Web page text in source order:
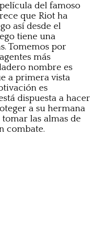
del famoso
que Riot ha
así desde el
tiene una
Tomemos por
más
nombre es
a primera vista
es
dispuesta a hacer
a su hermana
las almas de
combate.